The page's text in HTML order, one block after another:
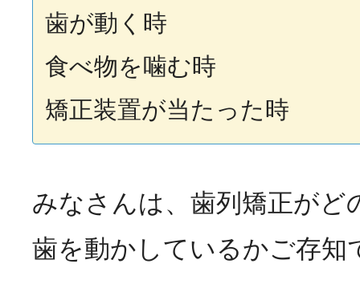
歯が動く時
食べ物を噛む時
矯正装置が当たった時
みなさんは、歯列矯正がど
歯を動かしているかご存知